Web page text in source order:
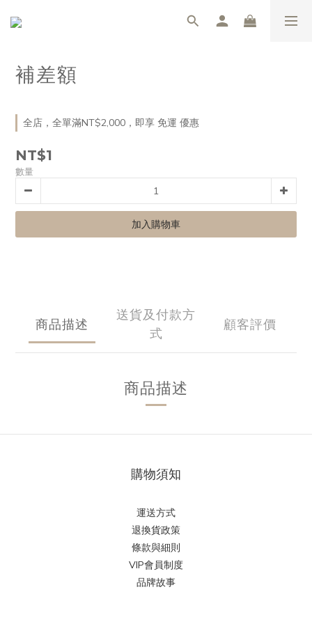
補差額
全店，全單滿NT$2,000，即享 免運 優惠
NT$1
數量
加入購物車
商品描述
送貨及付款方
式
顧客評價
商品描述
購物須知
運送方式
退換貨政策
條款與細則
VIP會員制度
品牌故事